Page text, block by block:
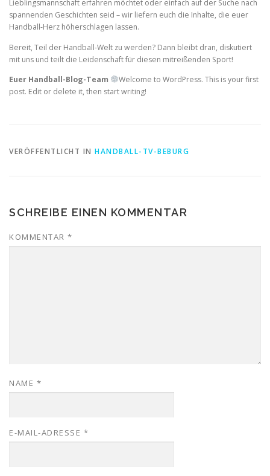
Lieblingsmannschaft erfahren möchtet oder einfach auf der Suche nach
spannenden Geschichten seid – wir liefern euch die Inhalte, die euer
Handball-Herz höherschlagen lassen.
Bereit, Teil der Handball-Welt zu werden? Dann bleibt dran, diskutiert
mit uns und teilt die Leidenschaft für diesen mitreißenden Sport!
Euer Handball-Blog-Team
Welcome to WordPress. This is your first
post. Edit or delete it, then start writing!
VERÖFFENTLICHT IN HANDBALL-TV-BEBURG
SCHREIBE EINEN KOMMENTAR
KOMMENTAR *
NAME *
E-MAIL-ADRESSE *